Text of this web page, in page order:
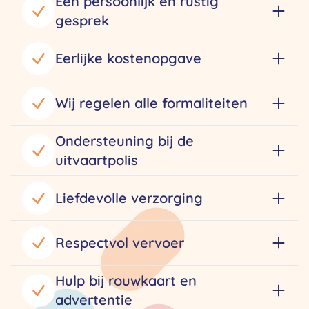
gesprek
Eerlijke kostenopgave
Wij regelen alle formaliteiten
Ondersteuning bij de
uitvaartpolis
Liefdevolle verzorging
Respectvol vervoer
Hulp bij rouwkaart en
advertentie